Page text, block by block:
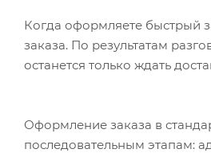
Когда оформляете быстрый
заказа. По результатам
останется только ждать
Оформление заказа в
последовательным этапам: